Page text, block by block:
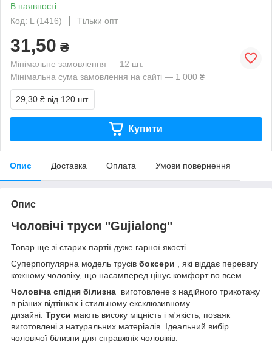
В наявності
Код: L (1416)
Тільки опт
31,50 ₴
Мінімальне замовлення — 12 шт.
Мінімальна сума замовлення на сайті — 1 000 ₴
29,30 ₴ від 120 шт.
Купити
Опис Доставка Оплата Умови повернення
Опис
Чоловічі труси "Gujialong"
Товар ще зі старих партії дуже гарної якості
Суперпопулярна модель трусів боксери , які віддає перевагу
кожному чоловіку, що насамперед цінує комфорт во всем.
Чоловіча спідня білизна виготовлене з надійного трикотажу
в різних відтінках і стильному ексклюзивному
дизайні. Труси мають високу міцність і м'якість, позаяк
виготовлені з натуральних матеріалів. Ідеальний вибір
чоловічої білизни для справжніх чоловіків.